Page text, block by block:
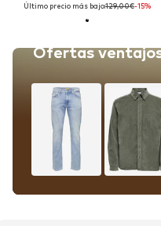
Último precio más bajo:129,00€-15%
Ofertas